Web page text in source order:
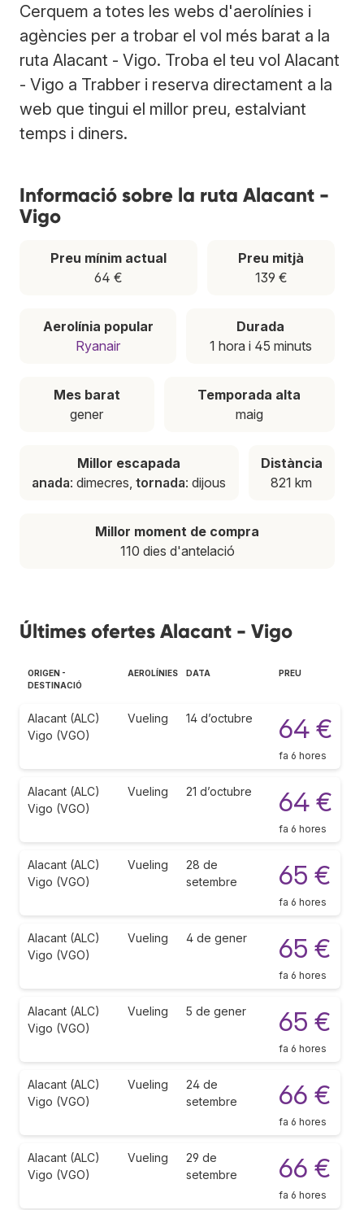
Cerquem a totes les webs d'aerolínies i
agències per a trobar el vol més barat a la
ruta Alacant - Vigo. Troba el teu vol Alacant
- Vigo a Trabber i reserva directament a la
web que tingui el millor preu, estalviant
temps i diners.
Informació sobre la ruta Alacant -
Vigo
Preu mínim actual
64 €
Preu mitjà
139 €
Aerolínia popular
Ryanair
Durada
1 hora i 45 minuts
Mes barat
gener
Temporada alta
maig
Millor escapada
anada: dimecres,tornada: dijous
Distància
821 km
Millor moment de compra
110 dies d'antelació
Últimes ofertes Alacant - Vigo
ORIGEN -
DESTINACIÓ
AEROLÍNIES DATA PREU
Alacant (ALC)
Vigo (VGO)
Vueling 14 d’octubre 64 €
fa 6 hores
Alacant (ALC)
Vigo (VGO)
Vueling 21 d’octubre 64 €
fa 6 hores
Alacant (ALC)
Vigo (VGO)
Vueling
28 de
setembre
65 €
fa 6 hores
Alacant (ALC)
Vigo (VGO)
Vueling 4 de gener 65 €
fa 6 hores
Alacant (ALC)
Vigo (VGO)
Vueling 5 de gener 65 €
fa 6 hores
Alacant (ALC)
Vigo (VGO)
Vueling
24 de
setembre
66 €
fa 6 hores
Alacant (ALC)
Vigo (VGO)
Vueling
29 de
setembre
66 €
fa 6 hores